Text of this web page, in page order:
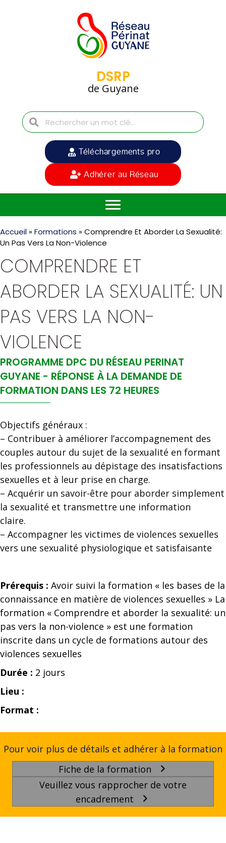
DSRP
de Guyane
Téléchargements pro
Adhérer au Réseau
Accueil »Formations »Comprendre Et Aborder La Sexualité:
Un Pas Vers La Non-Violence
COMPRENDRE ET
ABORDER LA SEXUALITÉ: UN
PAS VERS LA NON-
VIOLENCE
PROGRAMME DPC DU RÉSEAU PERINAT
GUYANE - RÉPONSE À LA DEMANDE DE
FORMATION DANS LES 72 HEURES
Objectifs généraux :
– Contribuer à améliorer l’accompagnement des
couples autour du sujet de la sexualité en formant
les professionnels au dépistage des insatisfactions
sexuelles et à leur prise en charge.
– Acquérir un savoir-être pour aborder simplement
la sexualité et transmettre une information
claire.
– Accompagner les victimes de violences sexuelles
vers une sexualité physiologique et satisfaisante
Prérequis : Avoir suivi la formation « les bases de la
connaissance en matière de violences sexuelles » La
formation « Comprendre et aborder la sexualité: un
pas vers la non-violence » est une formation
inscrite dans un cycle de formations autour des
violences sexuelles
Durée : 2 jours
Lieu :
Format :
Pour voir plus de détails et adhérer à la formation
Fiche de la formation
Veuillez vous rapprocher de votre
encadrement